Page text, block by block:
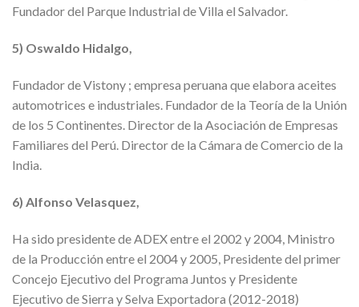
Fundador del Parque Industrial de Villa el Salvador.
5) Oswaldo Hidalgo,
Fundador de Vistony ; empresa peruana que elabora aceites
automotrices e industriales. Fundador de la Teoría de la Unión
de los 5 Continentes. Director de la Asociación de Empresas
Familiares del Perú. Director de la Cámara de Comercio de la
India.
6) Alfonso Velasquez,
Ha sido presidente de ADEX entre el 2002 y 2004, Ministro
de la Producción entre el 2004 y 2005, Presidente del primer
Concejo Ejecutivo del Programa Juntos y Presidente
Ejecutivo de Sierra y Selva Exportadora (2012-2018)